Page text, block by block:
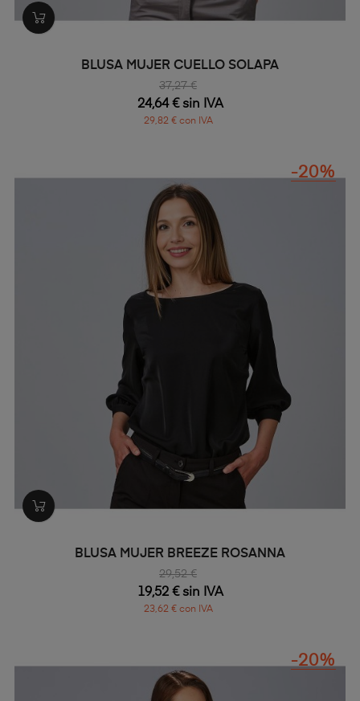
BLUSA MUJER CUELLO SOLAPA
37,27 €
24,64 € sin IVA
29,82 € con IVA
BLUSA MUJER BREEZE ROSANNA
29,52 €
-20%
19,52 € sin IVA
23,62 € con IVA
-20%